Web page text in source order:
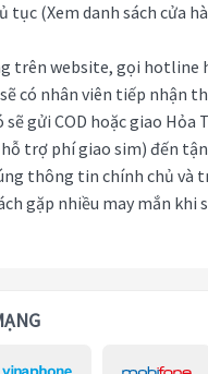
tục (Xem danh sách cửa
trên website, gọi hotline
sẽ có nhân viên tiếp nhận
sẽ gửi COD hoặc giao Hỏa
trợ phí giao sim) đến
thông tin chính chủ và
gặp nhiều may mắn khi